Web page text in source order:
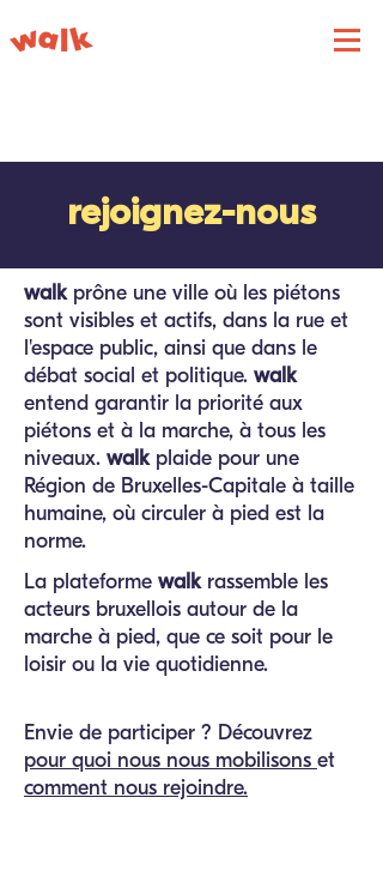
rejoignez-nous
walk prône une ville où les piétons
sont visibles et actifs, dans la rue et
l'espace public, ainsi que dans le
débat social et politique. walk
entend garantir la priorité aux
piétons et à la marche, à tous les
niveaux. walk plaide pour une
Région de Bruxelles-Capitale à taille
humaine, où circuler à pied est la
norme.
La plateforme walk rassemble les
acteurs bruxellois autour de la
marche à pied, que ce soit pour le
loisir ou la vie quotidienne.
Envie de participer ? Découvrez
pour quoi nous nous mobilisons et
comment nous rejoindre.